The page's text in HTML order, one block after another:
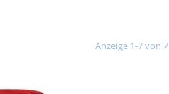
Anzeige 1-7 von 7